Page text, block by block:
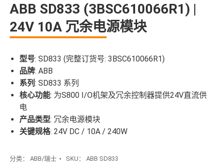
ABB SD833 (3BSC610066R1) |
24V 10A 冗余电源模块
型号: SD833 (完整订货号: 3BSC610066R1)
品牌: ABB
系列 : SD833 系列
核心功能: 为S800 I/O机架及冗余控制器提供24V直流供
电
产品类型: 冗余电源模块
关键规格: 24V DC / 10A / 240W
分类： ABB/瑞士 SKU： ABB SD833